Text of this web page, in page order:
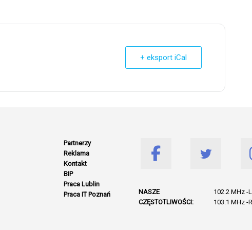
+ eksport iCal
Partnerzy
Reklama
Kontakt
BIP
Praca Lublin
Praca IT Poznań
NASZE
CZĘSTOTLIWOŚCI:
102.2 MHz -
103.1 MHz -